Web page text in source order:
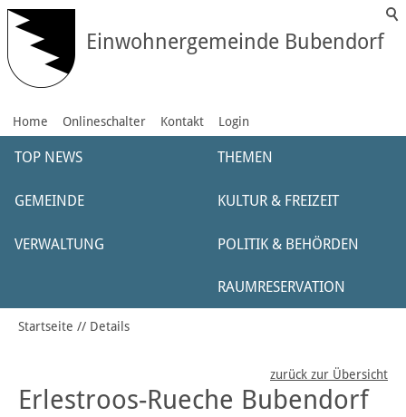
Einwohnergemeinde Bubendorf
Home Onlineschalter Kontakt Login
TOP NEWS THEMEN
GEMEINDE KULTUR & FREIZEIT
VERWALTUNG POLITIK & BEHÖRDEN
RAUMRESERVATION
Startseite Details
zurück zur Übersicht
Erlestroos-Rueche Bubendorf